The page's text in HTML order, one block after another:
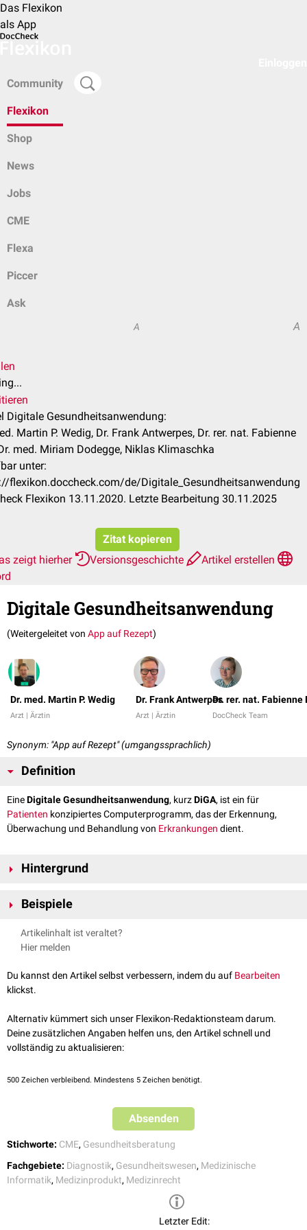
Das Flexikon
als App
Community
Flexikon
Shop
News
Jobs
CME
Flexa
Piccer
Ask
A A
Digitale Gesundheitsanwendung:
Martin P. Wedig, Dr. Frank Antwerpes, Dr. rer. nat. Fabienne
med. Miriam Dodegge, Niklas Klimaschka
unter:
flexikon.doccheck.com/de/Digitale_Gesundheitsanwendung
Flexikon 13.11.2020. Letzte Bearbeitung 30.11.2025
Zitat kopieren
zeigt hierher
Versionsgeschichte
Artikel erstellen
Digitale Gesundheitsanwendung
(Weitergeleitet von App auf Rezept)
Dr. med. Martin P. Wedig
Arzt | Ärztin
Dr. Frank Antwerpes
Arzt | Ärztin
Dr. rer. nat. Fabienne
DocCheck Team
Synonym: "App auf Rezept" (umgangssprachlich)
Definition
EineDigitale Gesundheitsanwendung, kurzDiGA, ist ein für
Patienten konzipiertes Computerprogramm, das der Erkennung,
Überwachung und Behandlung von Erkrankungen dient.
Hintergrund
GKV-Versicherte ein Leistungsanspruch auf die Versorgung mit Digitalen
GKV verschreiben, wenn die Anwendung durch das
Arzneimittel und Medizinprodukte
DiGA gehören zu den Medizinprodukten niedriger Risikoklassen. Sie
werden in der Regel als App auf dem Smartphone installiert, können aber
Beispiele
Digitale Gesundheitsanwendungen sind für unterschiedliche
verfügbar, die sowohl
Trainingspläne
Diätpläne
Psychoedukation
Psychometrie
Tagebuchfunktionen
Artikelinhalt ist veraltet?
Hier melden
Du kannst den Artikel selbst verbessern, indem du auf Bearbeiten
klickst.
Alternativ kümmert sich unser Flexikon-Redaktionsteam darum.
Deine zusätzlichen Angaben helfen uns, den Artikel schnell und
vollständig zu aktualisieren:
500 Zeichen verbleibend. Mindestens 5 Zeichen benötigt.
Absenden
Stichworte: CME, Gesundheitsberatung
Fachgebiete: Diagnostik, Gesundheitswesen, Medizinische
Informatik, Medizinprodukt, Medizinrecht
Letzter Edit: